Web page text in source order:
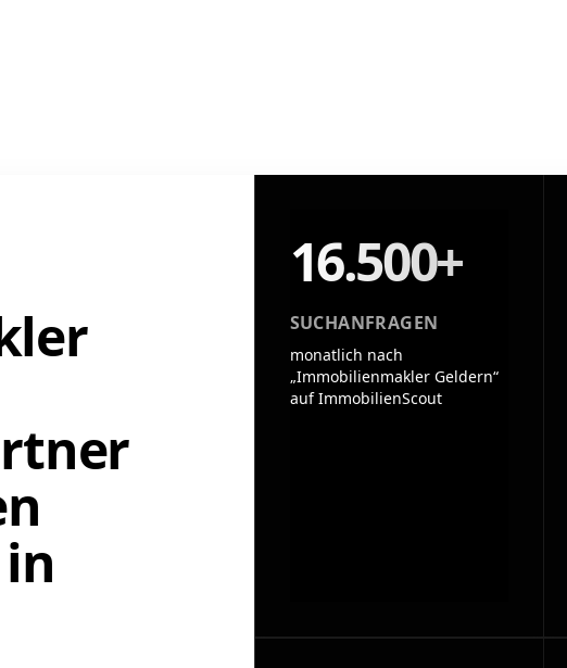
16.500+
SUCHANFRAGEN
monatlich nach
„Immobilienmakler Geldern“
auf ImmobilienScout